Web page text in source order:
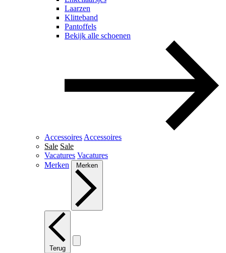
Laarzen
Klitteband
Pantoffels
Bekijk alle schoenen
Accessoires Accessoires
Sale Sale
Vacatures Vacatures
Merken
Merken
Terug